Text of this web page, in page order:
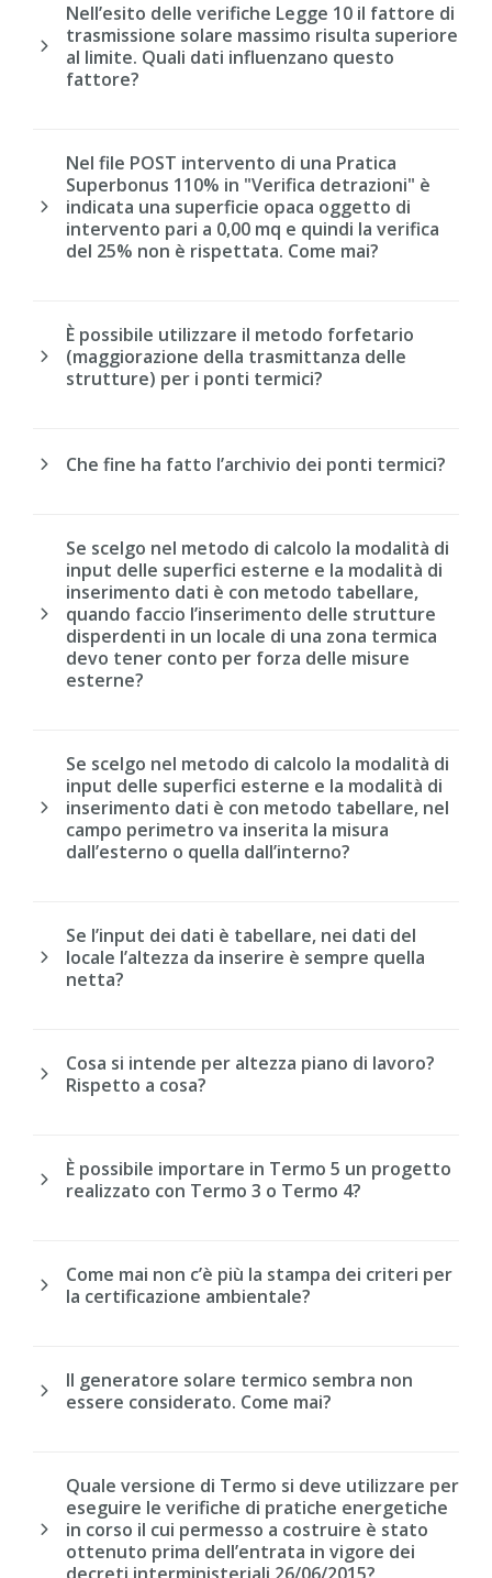
Nell’esito delle verifiche Legge 10 il fattore di
trasmissione solare massimo risulta superiore
al limite. Quali dati influenzano questo
fattore?
Nel file POST intervento di una Pratica
Superbonus 110% in "Verifica detrazioni" è
indicata una superficie opaca oggetto di
intervento pari a 0,00 mq e quindi la verifica
del 25% non è rispettata. Come mai?
È possibile utilizzare il metodo forfetario
(maggiorazione della trasmittanza delle
strutture) per i ponti termici?
Che fine ha fatto l’archivio dei ponti termici?
Se scelgo nel metodo di calcolo la modalità di
input delle superfici esterne e la modalità di
inserimento dati è con metodo tabellare,
quando faccio l’inserimento delle strutture
disperdenti in un locale di una zona termica
devo tener conto per forza delle misure
esterne?
Se scelgo nel metodo di calcolo la modalità di
input delle superfici esterne e la modalità di
inserimento dati è con metodo tabellare, nel
campo perimetro va inserita la misura
dall’esterno o quella dall’interno?
Se l’input dei dati è tabellare, nei dati del
locale l’altezza da inserire è sempre quella
netta?
Cosa si intende per altezza piano di lavoro?
Rispetto a cosa?
È possibile importare in Termo 5 un progetto
realizzato con Termo 3 o Termo 4?
Come mai non c’è più la stampa dei criteri per
la certificazione ambientale?
Il generatore solare termico sembra non
essere considerato. Come mai?
Quale versione di Termo si deve utilizzare per
eseguire le verifiche di pratiche energetiche
in corso il cui permesso a costruire è stato
ottenuto prima dell’entrata in vigore dei